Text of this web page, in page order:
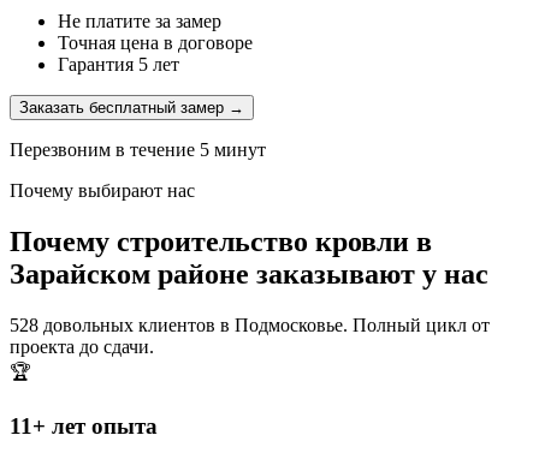
Не платите за замер
Точная цена в договоре
Гарантия 5 лет
Заказать бесплатный замер →
Перезвоним в течение 5 минут
Почему выбирают нас
Почему строительство кровли в
Зарайском районе заказывают у нас
528 довольных клиентов в Подмосковье. Полный цикл от
проекта до сдачи.
🏆
11+ лет опыта